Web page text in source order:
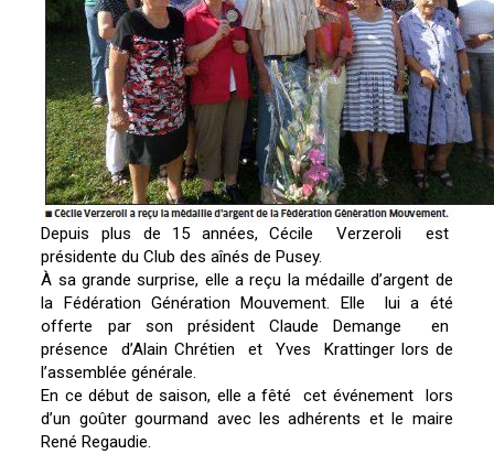
Depuis plus de 15 années, Cécile Verzeroli est
présidente du Club des aînés de Pusey.
À sa grande surprise, elle a reçu la médaille d’argent de
la Fédération Génération Mouvement. Elle lui a été
offerte par son président Claude Demange en
présence d’Alain Chrétien et Yves Krattinger lors de
l’assemblée générale.
En ce début de saison, elle a fêté cet événement lors
d’un goûter gourmand avec les adhérents et le maire
René Regaudie.